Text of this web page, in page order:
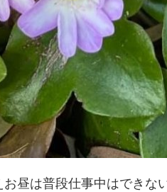
昼は普段仕事中はできな